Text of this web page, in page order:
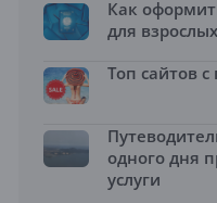
Как
для
Топ сайтов
одного дня
услуги